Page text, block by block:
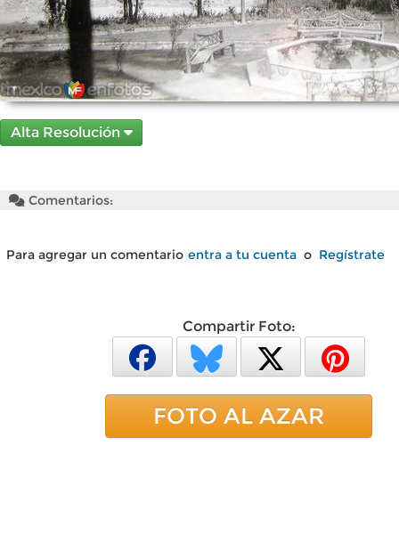
Alta Resolución
Comentarios:
Para agregar un comentario entra a tu cuenta o Regístrate
Compartir Foto:
FOTO AL AZAR